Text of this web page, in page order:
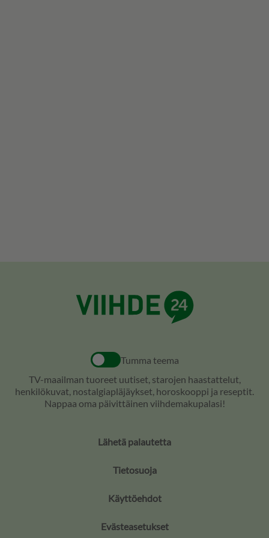
Tumma teema
TV-maailman tuoreet uutiset, starojen haastattelut,
henkilökuvat, nostalgiapläjäykset, horoskooppi ja reseptit.
Nappaa oma päivittäinen viihdemakupalasi!
Lähetä palautetta
Tietosuoja
Käyttöehdot
Evästeasetukset